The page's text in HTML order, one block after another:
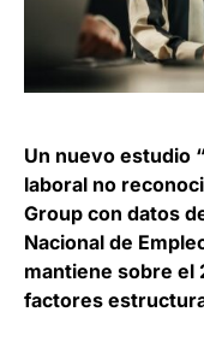
Un nuevo estudio
laboral no
Group con datos
Nacional de
mantiene sobre el
factores